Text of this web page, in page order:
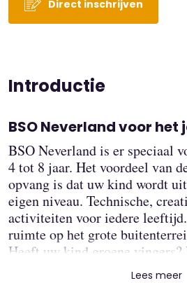
Direct inschrijven
Introductie
BSO Neverland voor het
BSO Neverland is er speciaal
4 tot 8 jaar. Het voordeel van
opvang is dat uw kind wordt
eigen niveau. Technische,
activiteiten voor iedere
ruimte op het grote
Heeft uw kind groene vingers?
moestuin iets voor hem ofLees meer